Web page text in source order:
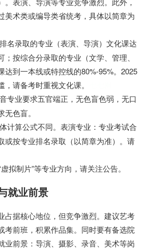
美术类或编导类省统考，具体以简章为
名录取的专业（表演、导演）文化课达
按综合分录取的专业（文学、管理、
达到一本线或特控线的80%-95%。2025
请备考时重视文化课。
专业要求五官端正，无色盲色弱，无口
色盲。
计算公式不同。表演专业：专业考试合
或按专业排名录取（以简章为准）。请
拟制片”等专业方向，请关注公告。
就业前景
占据核心地位，但竞争激烈。建议艺考
考前班，积累作品集。同时要有备选院
业前景：导演、摄影、录音、美术等岗